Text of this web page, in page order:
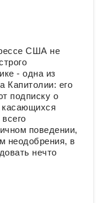
США не
- одна из
Капитолии: его
подписку о
поведении,
неодобрения, в
нечто